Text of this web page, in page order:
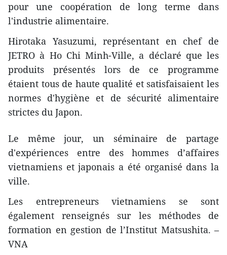
pour une coopération de long terme dans
l'industrie alimentaire.
Hirotaka Yasuzumi, représentant en chef de
JETRO à Ho Chi Minh-Ville, a déclaré que les
produits présentés ​lors de ce programme
étaient tous de haute qualité et satisfaisaient les
normes d'hygiène et de sécurité alimentaire
strictes du Japon.
Le même jour, un séminaire de partage
d'expériences entre des hommes d’affaires
vietnamiens et japonais a été organisé dans la
ville​.
Les entrepreneurs vietnamiens ​se sont
également renseignés sur les méthodes de
formation ​en gestion ​de l’Institut Matsushita. –
VNA